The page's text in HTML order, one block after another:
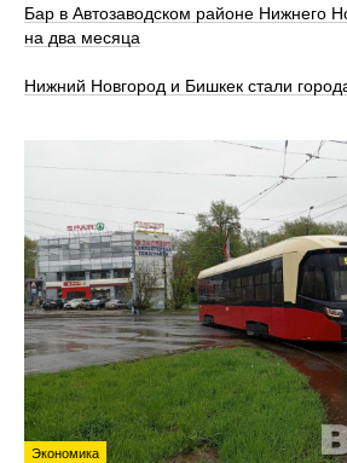
Бар в Автозаводском районе Нижнего
на два месяца
Нижний Новгород и Бишкек стали
Экономика